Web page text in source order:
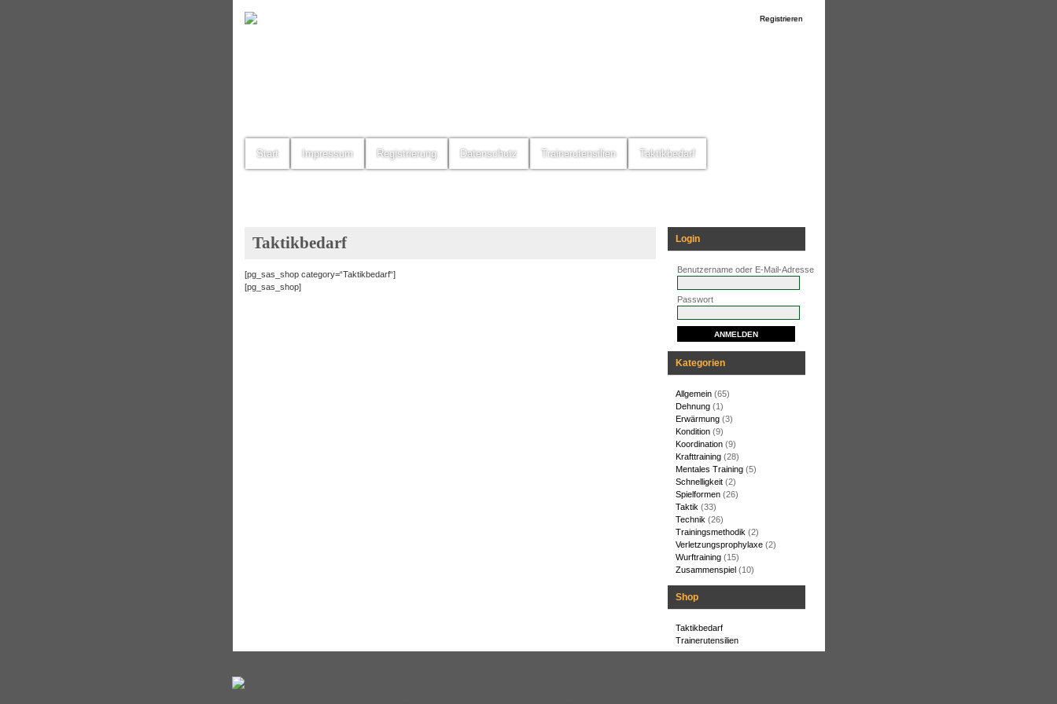
Registrieren
Start Impressum Registrierung Datenschutz Trainerutensilien Taktikbedarf
Login
Benutzername oder E-Mail-Adresse
Passwort
Kategorien
Allgemein(65)
Dehnung(1)
Erwärmung(3)
Kondition(9)
Koordination(9)
Krafttraining(28)
Mentales Training(5)
Schnelligkeit(2)
Spielformen(26)
Taktik (33)
Technik (26)
Trainingsmethodik (2)
Verletzungsprophylaxe(2)
Wurftraining(15)
Zusammenspiel(10)
Shop
Taktikbedarf
Trainerutensilien
Taktikbedarf
[pg_sas_shop category=“Taktikbedarf“]
[pg_sas_shop]